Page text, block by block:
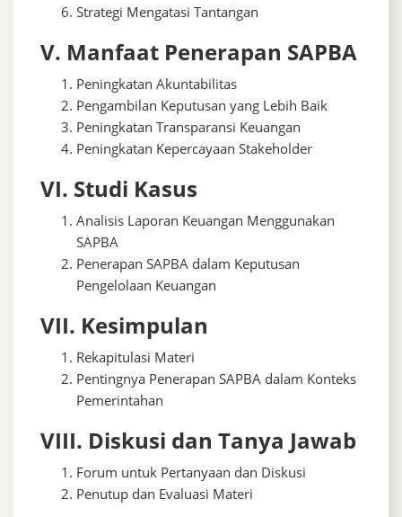
Strategi Mengatasi Tantangan
V. Manfaat Penerapan SAPBA
Peningkatan Akuntabilitas
Pengambilan Keputusan yang Lebih Baik
Peningkatan Transparansi Keuangan
Peningkatan Kepercayaan Stakeholder
VI. Studi Kasus
Analisis Laporan Keuangan Menggunakan
SAPBA
Penerapan SAPBA dalam Keputusan
Pengelolaan Keuangan
VII. Kesimpulan
Rekapitulasi Materi
Pentingnya Penerapan SAPBA dalam Konteks
Pemerintahan
VIII. Diskusi dan Tanya Jawab
Forum untuk Pertanyaan dan Diskusi
Penutup dan Evaluasi Materi